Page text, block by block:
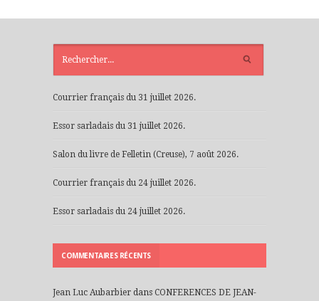
Courrier français du 31 juillet 2026.
Essor sarladais du 31 juillet 2026.
Salon du livre de Felletin (Creuse), 7 août 2026.
Courrier français du 24 juillet 2026.
Essor sarladais du 24 juillet 2026.
COMMENTAIRES RÉCENTS
Jean Luc Aubarbier dans CONFERENCES DE JEAN-